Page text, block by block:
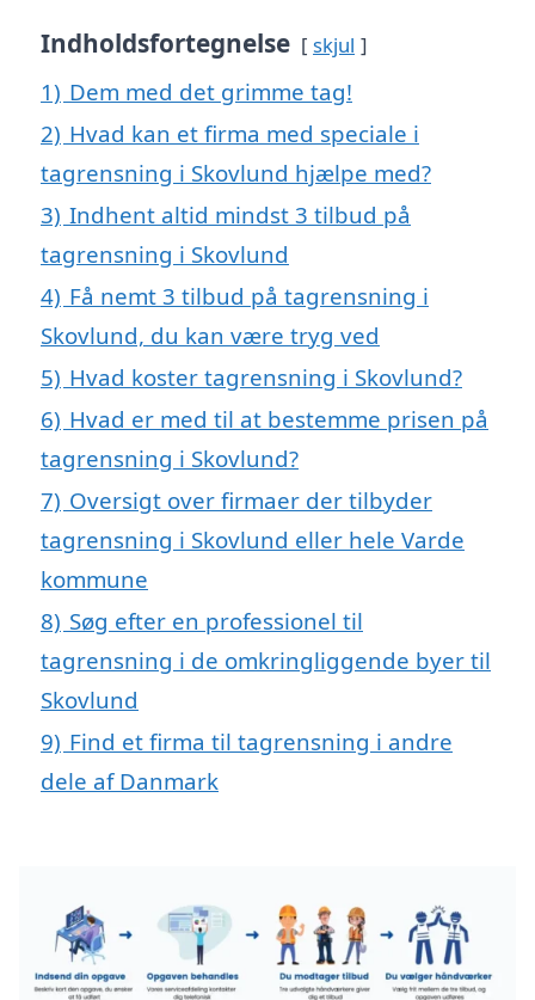
Indholdsfortegnelse skjul
1) Dem med det grimme tag!
2) Hvad kan et firma med speciale i
tagrensning i Skovlund hjælpe med?
3) Indhent altid mindst 3 tilbud på
tagrensning i Skovlund
4) Få nemt 3 tilbud på tagrensning i
Skovlund, du kan være tryg ved
5) Hvad koster tagrensning i Skovlund?
6) Hvad er med til at bestemme prisen på
tagrensning i Skovlund?
7) Oversigt over firmaer der tilbyder
tagrensning i Skovlund eller hele Varde
kommune
8) Søg efter en professionel til
tagrensning i de omkringliggende byer til
Skovlund
9) Find et firma til tagrensning i andre
dele af Danmark